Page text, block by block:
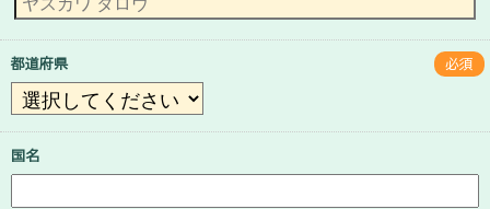
都道府県 必須
国名